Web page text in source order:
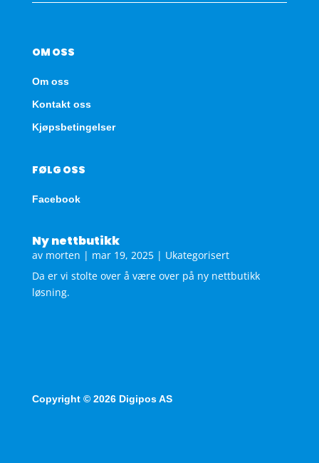
OM OSS
Om oss
Kontakt oss
Kjøpsbetingelser
FØLG OSS
Facebook
Ny nettbutikk
av morten | mar 19, 2025| Ukategorisert
Da er vi stolte over å være over på ny nettbutikk
løsning.
Copyright © 2026 Digipos AS